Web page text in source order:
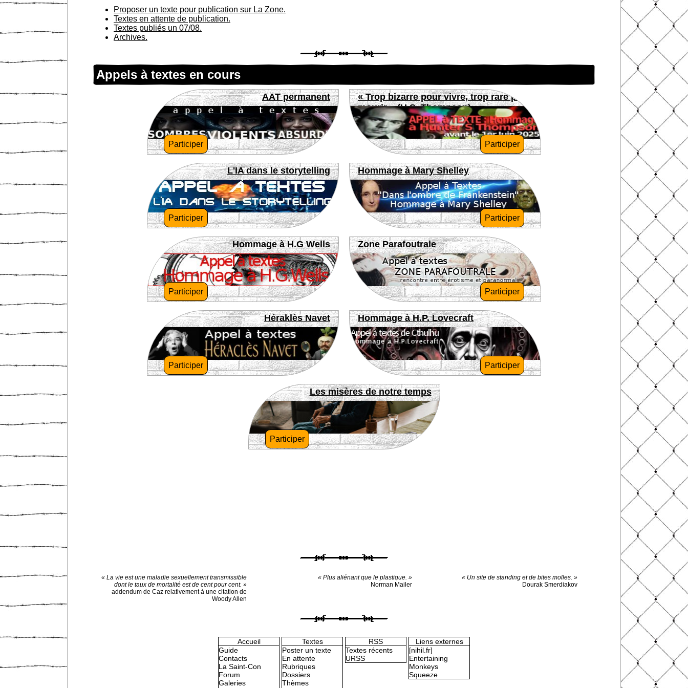
Proposer un texte pour publication sur La Zone.
Textes en attente de publication.
Textes publiés un 07/08.
Archives.
Appels à textes en cours
AAT permanent
Participer
« Trop bizarre pour vivre, trop rare pour
mourir » (H.S. Thompson)
Participer
L'IA dans le storytelling
Participer
Hommage à Mary Shelley
Participer
Hommage à H.G Wells
Participer
Zone Parafoutrale
Participer
Héraklès Navet
Participer
Hommage à H.P. Lovecraft
Participer
Les misères de notre temps
Participer
« La vie est une maladie sexuellement transmissible
dont le taux de mortalité est de cent pour cent. »
addendum de Caz relativement à une citation de
Woody Allen
« Plus aliénant que le plastique. »
Norman Mailer
« Un site de standing et de bites molles. »
Dourak Smerdiakov
Accueil
Guide
Contacts
La Saint-Con
Forum
Galeries
Textes
Poster un texte
En attente
Rubriques
Dossiers
Thèmes
RSS
Textes récents
URSS
Liens externes
[nihil.fr]
Entertaining
Monkeys
Squeeze